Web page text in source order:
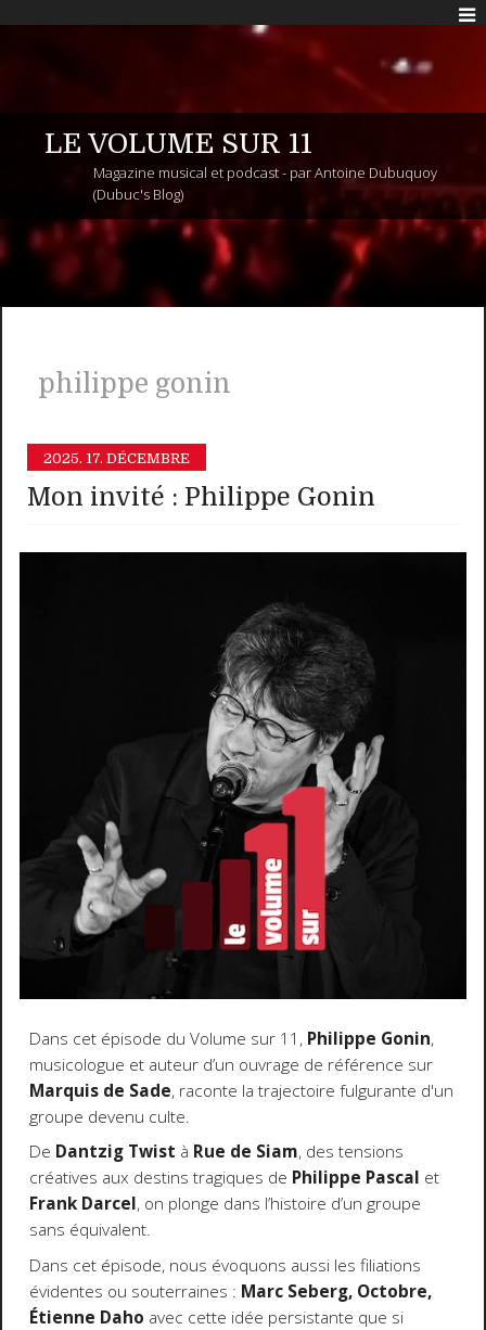
LE VOLUME SUR 11
Magazine musical et podcast - par Antoine Dubuquoy
(Dubuc's Blog)
philippe gonin
2025. 17. DÉCEMBRE
Mon invité : Philippe Gonin
Dans cet épisode du Volume sur 11, Philippe Gonin,
musicologue et auteur d’un ouvrage de référence sur
Marquis de Sade, raconte la trajectoire fulgurante d'un
groupe devenu culte.
De Dantzig Twist à Rue de Siam, des tensions
créatives aux destins tragiques de Philippe Pascal et
Frank Darcel, on plonge dans l’histoire d’un groupe
sans équivalent.
Dans cet épisode, nous évoquons aussi les filiations
évidentes ou souterraines : Marc Seberg, Octobre,
Étienne Daho avec cette idée persistante que si